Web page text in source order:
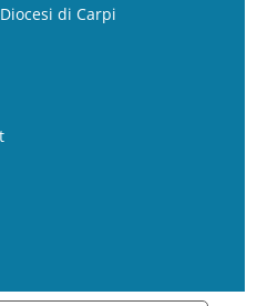
Diocesi di Carpi